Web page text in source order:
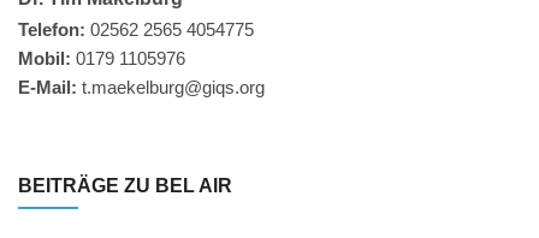
Telefon: 02562 2565 4054775
Mobil: 0179 1105976
E-Mail: t.maekelburg@giqs.org
BEITRÄGE ZU BEL AIR